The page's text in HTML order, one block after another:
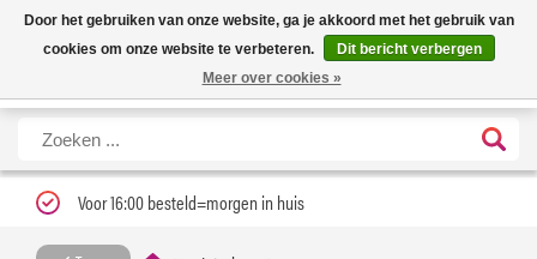
Nieuwe levertijd: 1 tot 3 werkdagen | Nu 25% korting op gehele assortiment
Carfume met kortingscode ''verfrissend''
X
Voor 16:00 besteld=morgen in huis
Door het gebruiken van onze website, ga je akkoord met het gebruik van
cookies om onze website te verbeteren.
Dit bericht verbergen
Meer over cookies »